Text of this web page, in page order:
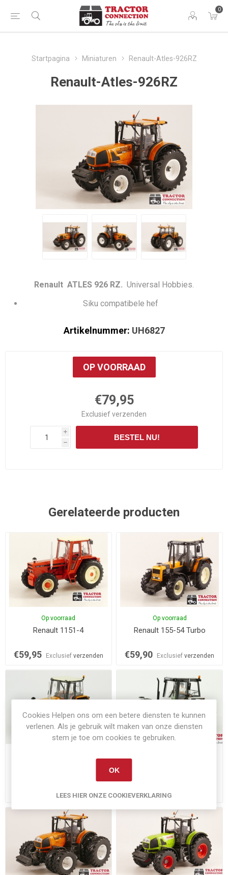
0
Startpagina Miniaturen Renault-Atles-926RZ
Renault-Atles-926RZ
Renault ATLES 926 RZ. Universal Hobbies.
Siku compatibele hef
Artikelnummer: UH6827
OP VOORRAAD
€79,95
Exclusiefverzenden
i
h
BESTEL NU!
Gerelateerde producten
Op voorraad
Renault 1151-4
€59,95 Exclusief verzenden
Op voorraad
Renault 155-54 Turbo
€59,90 Exclusiefverzenden
Exclusiefverzenden €64,95 Exclusief
Cookies Helpen ons om een betere diensten te kunnen
verlenen. Als je gebruik wilt maken van onze diensten
stem je toe om cookies te gebruiken.
OK
LEES HIER ONZE COOKIEVERKLARING